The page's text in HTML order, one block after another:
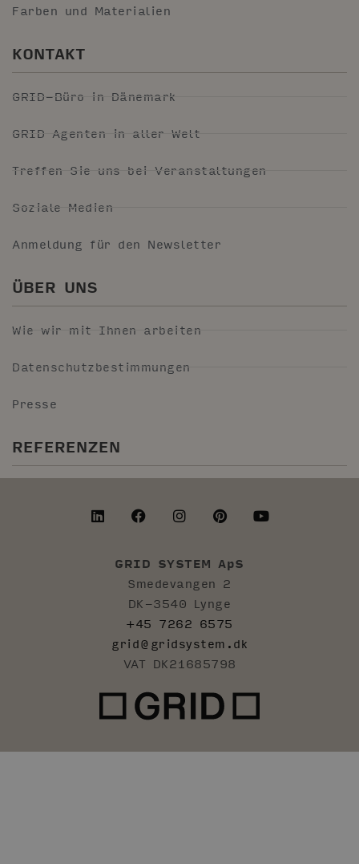
Farben und Materialien
KONTAKT
GRID-Büro in Dänemark
GRID Agenten in aller Welt
Treffen Sie uns bei Veranstaltungen
Soziale Medien
Anmeldung für den Newsletter
ÜBER UNS
Wie wir mit Ihnen arbeiten
Datenschutzbestimmungen
Presse
REFERENZEN
GRID SYSTEM ApS
Smedevangen 2
DK-3540 Lynge
+45 7262 6575
grid@gridsystem.dk
VAT DK21685798